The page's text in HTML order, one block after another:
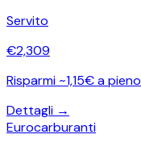
Servito
€2,309
Risparmi ~1,15€ a pieno
Dettagli →
Eurocarburanti